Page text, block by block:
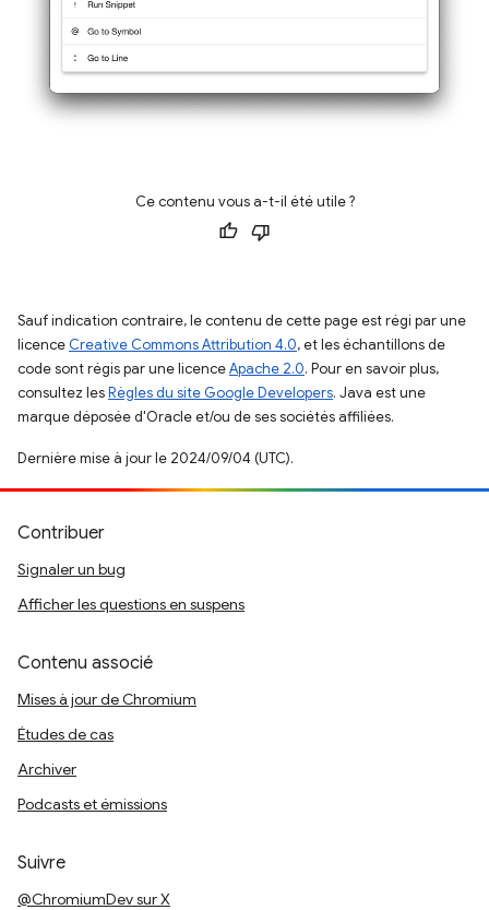
Ce contenu vous a-t-il été utile ?
Sauf indication contraire, le contenu de cette page est régi par une
licence Creative Commons Attribution 4.0, et les échantillons de
code sont régis par une licenceApache 2.0. Pour en savoir plus,
consultez lesRègles du site Google Developers. Java est une
marque déposée d'Oracle et/ou de ses sociétés affiliées.
Dernière mise à jour le 2024/09/04 (UTC).
Contribuer
Signaler un bug
Afficher les questions en suspens
Contenu associé
Mises à jour de Chromium
Études de cas
Archiver
Podcasts et émissions
Suivre
@ChromiumDev sur X